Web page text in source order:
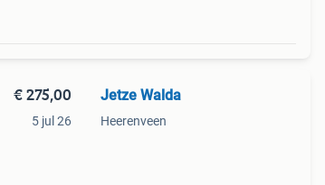
€ 275,00
5 jul 26
Jetze Walda
Heerenveen